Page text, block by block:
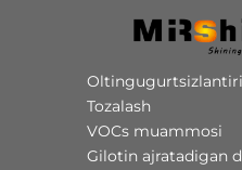
Tozalash
VOCs muammosi
Gilotin ajratadigan